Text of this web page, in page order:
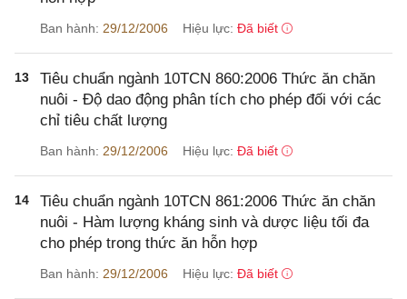
Ban hành: 29/12/2006 Hiệu lực: Đã biết
13
Tiêu chuẩn ngành 10TCN 860:2006 Thức ăn chăn
nuôi - Độ dao động phân tích cho phép đối với các
chỉ tiêu chất lượng
Ban hành: 29/12/2006 Hiệu lực: Đã biết
14
Tiêu chuẩn ngành 10TCN 861:2006 Thức ăn chăn
nuôi - Hàm lượng kháng sinh và dược liệu tối đa
cho phép trong thức ăn hỗn hợp
Ban hành: 29/12/2006 Hiệu lực: Đã biết